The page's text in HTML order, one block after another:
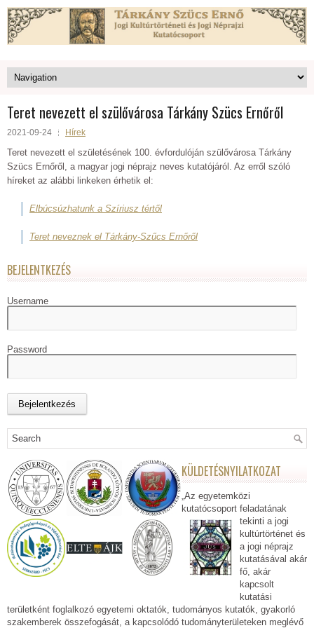
Teret nevezett el szülővárosa Tárkány Szücs Ernőről
2021-09-24 Hírek
Teret nevezett el születésének 100. évfordulóján szülővárosa Tárkány
Szücs Ernőről, a magyar jogi néprajz neves kutatójáról. Az erről szóló
híreket az alábbi linkeken érhetik el:
Elbúcsúzhatunk a Szíriusz tértől
Teret neveznek el Tárkány-Szűcs Ernőről
BEJELENTKEZÉS
Username
Password
KÜLDETÉSNYILATKOZAT
„Az egyetemközi
kutatócsoport feladatának
tekinti a jogi
kultúrtörténet és
a jogi néprajz
kutatásával akár
fő, akár
kapcsolt
kutatási
területként foglalkozó egyetemi oktatók, tudományos kutatók, gyakorló
szakemberek összefogását, a kapcsolódó tudományterületeken meglévő